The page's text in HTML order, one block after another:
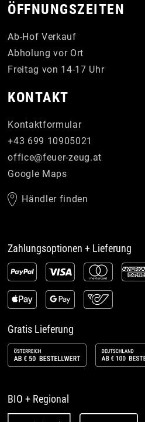
ÖFFNUNGSZEITEN
Ab-Hof Verkauf
Abholung vor Ort
Freitag von 14-17 Uhr
KONTAKT
Kontaktformular
+43 699 10905021
office@feuer-zeug.at
Google Maps
Händler finden
Zahlungsoptionen + Lieferung
Gratis Lieferung
BIO + Regional